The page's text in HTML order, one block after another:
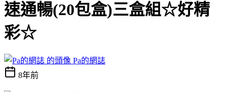
速通暢(20包盒)三盒組☆好精
彩☆
Pa的網誌
8年前